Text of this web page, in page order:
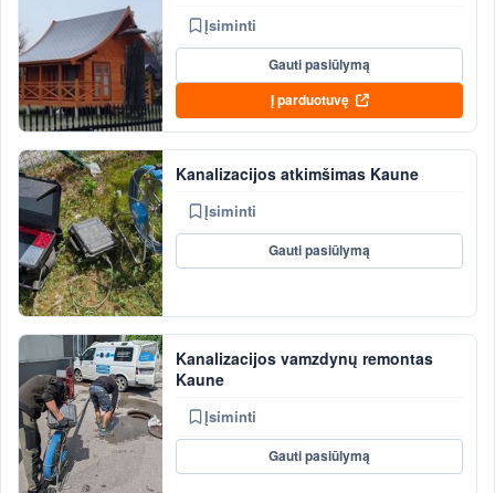
Įsiminti
Gauti pasiūlymą
Į parduotuvę
Kanalizacijos atkimšimas Kaune
Įsiminti
Gauti pasiūlymą
Kanalizacijos vamzdynų remontas
Kaune
Įsiminti
Gauti pasiūlymą